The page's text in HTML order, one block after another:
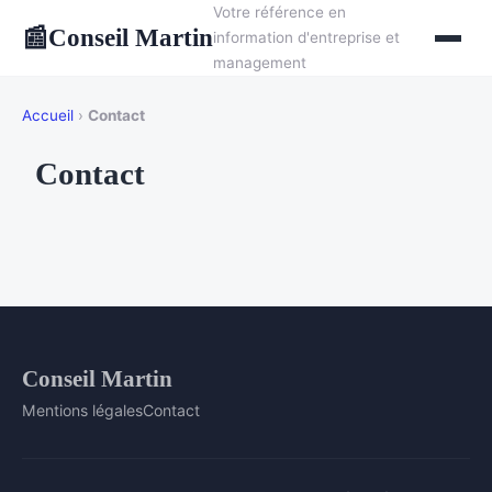
📰Conseil Martin
Votre référence en
information d'entreprise et
management
Accueil › Contact
Contact
Conseil Martin
Mentions légalesContact